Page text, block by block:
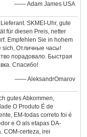
—— Adam James USA
SKMEI-Uhr, gute
für diesen Preis, netter
Empfehlen Sie in hohem
sich, Отличные часы!
порадовало. Быстрая
Спасибо!
—— AleksandrOmarov
gutes Abkommen,
O Produto É de
EM-todas correto foi é
e O als etapas DA-
COM-certeza, irei